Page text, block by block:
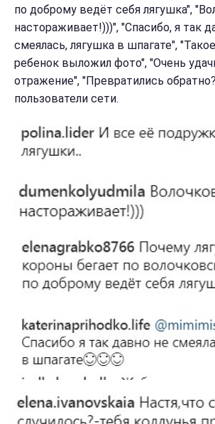
по доброму ведёт себя лягушка",
настораживает!)))", "Спасибо, я так
смеялась, лягушка в шпагате",
ребенок выложил фото", "Очень
отражение", "Превратились
пользователи сети.